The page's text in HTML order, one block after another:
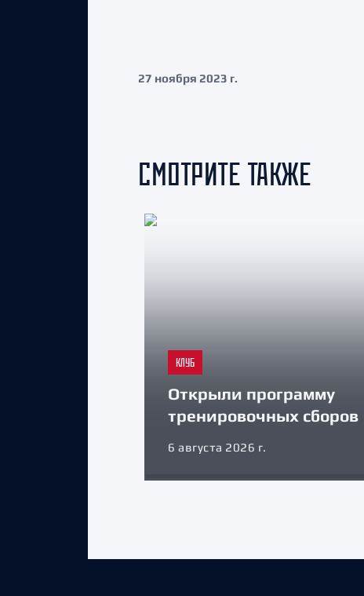
27 ноября 2023 г.
СМОТРИТЕ ТАКЖЕ
КЛУБ
Открыли программу
тренировочных сборов
6 августа 2026 г.